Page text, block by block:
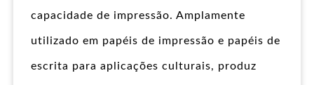
capacidade de impressão. Amplamente
utilizado em papéis de impressão e papéis de
escrita para aplicações culturais, produz